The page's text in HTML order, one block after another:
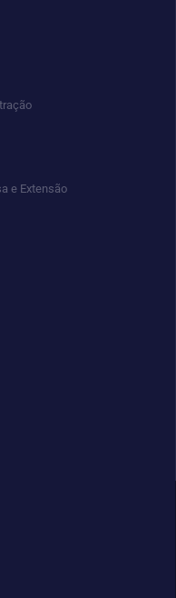
e Extensão